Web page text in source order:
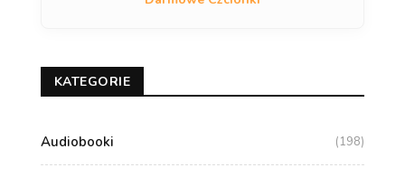
KATEGORIE
Audiobooki (198)